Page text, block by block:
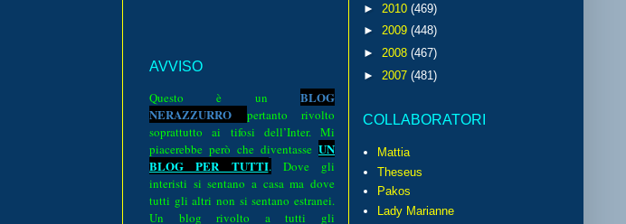
AVVISO
Questo è un BLOG
NERAZZURRO pertanto rivolto
soprattutto ai tifosi dell’Inter. Mi
piacerebbe però che diventasse UN
BLOG PER TUTTI.
Dove gli
interisti si sentano a casa ma dove
tutti gli altri non si sentano estranei.
Un blog rivolto a tutti gli
► 2010 (469)
► 2009 (448)
► 2008 (467)
► 2007 (481)
COLLABORATORI
Mattia
Theseus
Pakos
Lady Marianne